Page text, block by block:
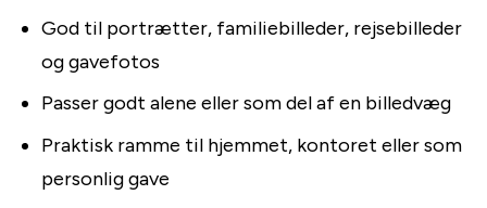
God til portrætter, familiebilleder, rejsebilleder
og gavefotos
Passer godt alene eller som del af en billedvæg
Praktisk ramme til hjemmet, kontoret eller som
personlig gave